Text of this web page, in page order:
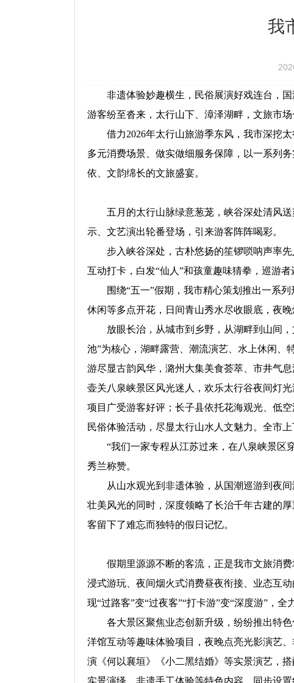
我
非遗体验妙趣横生，民俗展演好戏连台，国
游客纷至沓来，太行山下、漳泽湖畔，文旅市场
借力2026年太行山旅游季东风，我市深挖太
多元消费场景、做实做细服务保障，以一系列
依、文韵绵长的文旅盛宴。
五月的太行山脉绿意葱茏，峡谷深处清风送
示、文艺演出轮番登场，引来游客阵阵喝彩。
步入峡谷深处，古朴悠扬的笙锣唢呐声率先
互动打卡，白发“仙人”和孩童趣味猜拳，巡游
围绕“五一”假期，我市精心策划推出一系列
休闲等多点开花，日间青山秀水尽收眼底，夜
放眼长治，从城市到乡野，从湖畔到山间，
池”为核心，湖畔露营、潮流演艺、水上休闲、
游尽显古韵风华，潞州大集美食荟萃、市井气
壶关八泉峡景区风光迷人，欢乐太行谷夜间灯
项目广受游客好评；长子县依托花海观光、低
民俗体验活动，尽显太行山水人文魅力。全市
“我们一家专程从江苏过来，在八泉峡景区穿
秀兰称赞。
从山水观光到非遗体验，从国潮巡游到夜间
壮美风光的同时，深度领略了长治千年古建的
客留下了难忘而独特的假日记忆。
假期里源源不断的客流，正是我市文旅消费
浸式游玩、夜间烟火式消费昼夜衔接、业态互
现“过路客”变“过夜客”“打卡游”变“深度游”，全
各大景区聚焦业态创新升级，纷纷推出特色
洋馆互动等趣味体验项目，夜晚点亮光影演艺
演《何以襄垣》《小二黑结婚》等实景演艺，
实景演绎、非遗手工体验等特色内容，同步设